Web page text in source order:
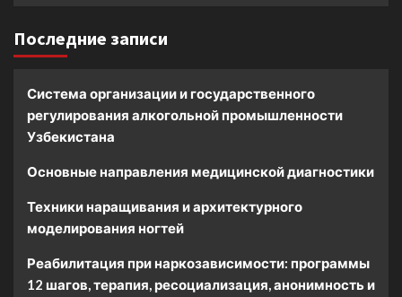
Последние записи
Система организации и государственного
регулирования алкогольной промышленности
Узбекистана
Основные направления медицинской диагностики
Техники наращивания и архитектурного
моделирования ногтей
Реабилитация при наркозависимости: программы
12 шагов, терапия, ресоциализация, анонимность и